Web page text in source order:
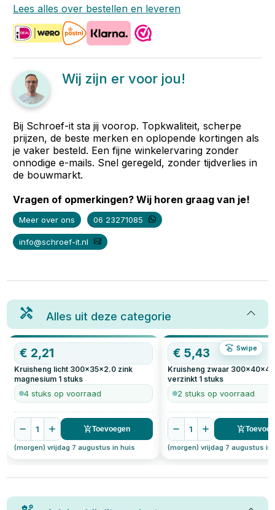
Lees alles over bestellen en leveren
Wij zijn er voor jou!
Bij Schroef-it sta jij voorop. Topkwaliteit, scherpe
prijzen, de beste merken en oplopende kortingen als
je vaker besteld. Een fijne winkelervaring zonder
onnodige e-mails. Snel geregeld, zonder tijdverlies in
de bouwmarkt.
Vragen of opmerkingen? Wij horen graag van je!
Meer over ons 06 23271085
info@schroef-it.nl
Alles uit deze categorie
Swipe
€ 2,21
Kruisheng licht 300x35x2.0 zink
magnesium 1 stuks
4 stuks op voorraad
1 Toevoegen
(morgen) vrijdag 7 augustus in huis
€5,43
Kruisheng zwaar
verzinkt 1 stuks
2 stuks op voorraad
1
(morgen) vrijdag 7 augustus in